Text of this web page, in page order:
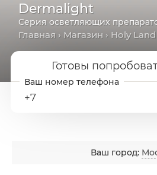
Dermalight
Серия осветляющих
Главная › Магазин › Holy Land
Готовы
+7
Ваш город: